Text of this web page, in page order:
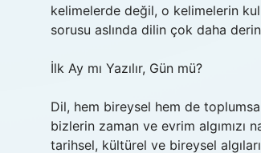
kelimelerde değil, o kelimelerin
sorusu aslında dilin çok daha
İlk Ay mı Yazılır, Gün mü?
Dil, hem bireysel hem de
bizlerin zaman ve evrim algımızı
tarihsel, kültürel ve bireysel